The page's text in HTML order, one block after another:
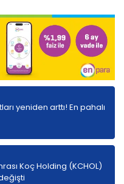
yeniden arttı! En pahalı
Koç Holding (KCHOL)